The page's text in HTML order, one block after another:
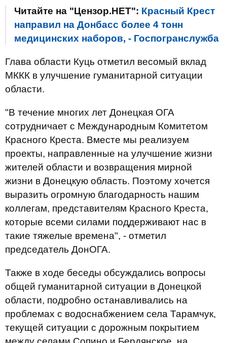
Читайте на "Цензор.НЕТ": Красный Крест
направил на Донбасс более 4 тонн
медицинских наборов, - Госпогранслужба
Глава области Куць отметил весомый вклад
МККК в улучшение гуманитарной ситуации
области.
"В течение многих лет Донецкая ОГА
сотрудничает с Международным Комитетом
Красного Креста. Вместе мы реализуем
проекты, направленные на улучшение жизни
жителей области и возвращения мирной
жизни в Донецкую область. Поэтому хочется
выразить огромную благодарность нашим
коллегам, представителям Красного Креста,
которые всеми силами поддерживают нас в
такие тяжелые времена", - отметил
председатель ДонОГА.
Также в ходе беседы обсуждались вопросы
общей гуманитарной ситуации в Донецкой
области, подробно останавливались на
проблемах с водоснабжением села Тарамчук,
текущей ситуации с дорожным покрытием